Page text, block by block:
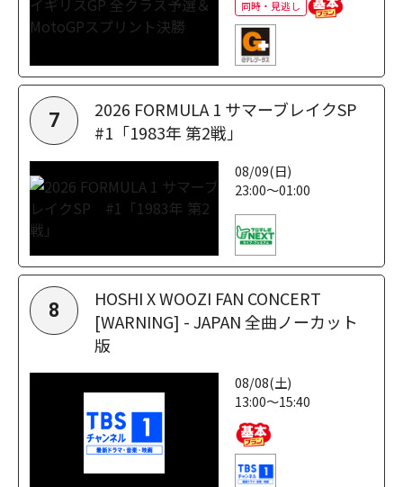
同時・見逃し
7
2026 FORMULA 1 サマーブレイクSP
#1「1983年 第2戦」
08/09(日)
23:00～01:00
8
HOSHI X WOOZI FAN CONCERT
[WARNING] - JAPAN 全曲ノーカット
版
08/08(土)
13:00～15:40